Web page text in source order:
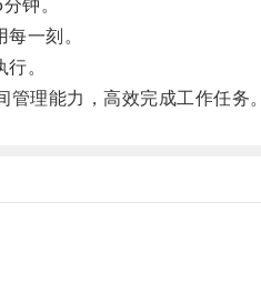
钟。
一刻。
。
理能力，高效完成工作任务。